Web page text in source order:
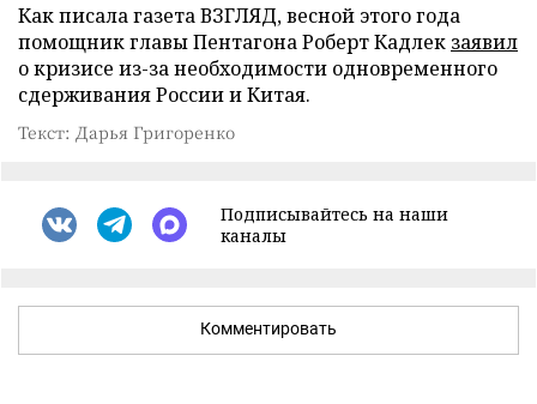
Как писала газета ВЗГЛЯД, весной этого года
помощник главы Пентагона Роберт Кадлек заявил
о кризисе из-за необходимости одновременного
сдерживания России и Китая.
Текст: Дарья Григоренко
Подписывайтесь на наши
каналы
Комментировать